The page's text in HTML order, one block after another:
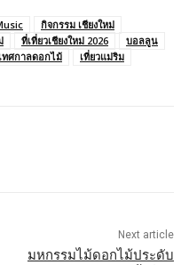
กิจกรรม เชียงใหม่
ที่เที่ยวเชียงใหม่ 2026
บอลลูน
ทศกาลดอกไม้
เที่ยวแม่ริม
Next article
มหกรรมไม้ดอกไม้ประดับ